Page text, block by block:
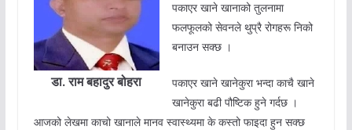
डा. राम बहादुर बोहरा
पकाएर खाने खानाको तुलनामा
फलफूलको सेवनले थुप्रै रोगहरू निको
बनाउन सक्छ ।
पकाएर खाने खानेकुरा भन्दा काचै खाने
खानेकुरा बढी पौष्टिक हुने गर्दछ ।
आजको लेखमा काचो खानाले मानव स्वास्थ्यमा के कस्तो फाइदा हुन सक्छ